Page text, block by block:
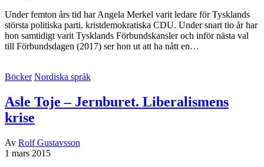
Under femton års tid har Angela Merkel varit ledare för Tysklands
största politiska parti, kristdemokratiska CDU. Under snart tio år har
hon samtidigt varit Tysklands Förbundskansler och inför nästa val
till Förbundsdagen (2017) ser hon ut att ha nått en…
Böcker Nordiska språk
Asle Toje – Jernburet. Liberalismens
krise
Av Rolf Gustavsson
1 mars 2015